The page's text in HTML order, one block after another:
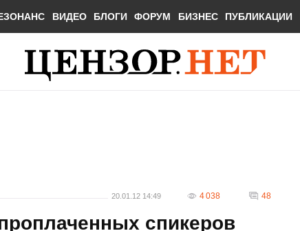
ВИДЕО БЛОГИ ФОРУМ БИЗНЕС ПУБЛИКАЦИИ
20.01.12 14:49 4 038 48
спикеров